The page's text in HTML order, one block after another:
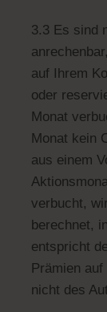
3.3 Es sind
auf Ihrem
oder
Monat
Monat kein
aus einem
verbucht,
berechnet,
entspricht
Prämien
nicht des